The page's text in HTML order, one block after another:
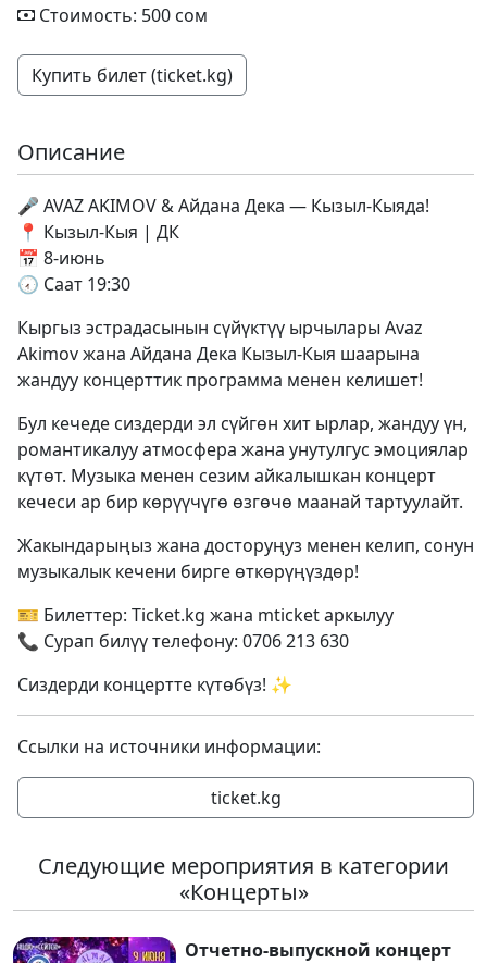
Стоимость: 500 сом
Купить билет (ticket.kg)
Описание
🎤 AVAZ AKIMOV & Айдана Дека — Кызыл-Кыяда!
📍 Кызыл-Кыя | ДК
📅 8-июнь
🕢 Саат 19:30
Кыргыз эстрадасынын сүйүктүү ырчылары Avaz
Akimov жана Айдана Дека Кызыл-Кыя шаарына
жандуу концерттик программа менен келишет!
Бул кечеде сиздерди эл сүйгөн хит ырлар, жандуу үн,
романтикалуу атмосфера жана унутулгус эмоциялар
күтөт. Музыка менен сезим айкалышкан концерт
кечеси ар бир көрүүчүгө өзгөчө маанай тартуулайт.
Жакындарыңыз жана досторуңуз менен келип, сонун
музыкалык кечени бирге өткөрүңүздөр!
🎫 Билеттер: Ticket.kg жана mticket аркылуу
📞 Сурап билүү телефону: 0706 213 630
Сиздерди концертте күтөбүз! ✨
Ссылки на источники информации:
ticket.kg
Следующие мероприятия в категории
«Концерты»
Отчетно-выпускной концерт